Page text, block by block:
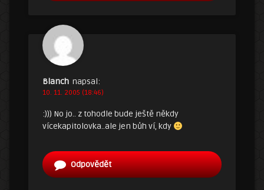
Blanch napsal:
10. 11. 2005 (18:46)
:))) No jo.. z tohodle bude ještě někdy
vícekapitolovka..ale jen bůh ví, kdy
Odpovědět